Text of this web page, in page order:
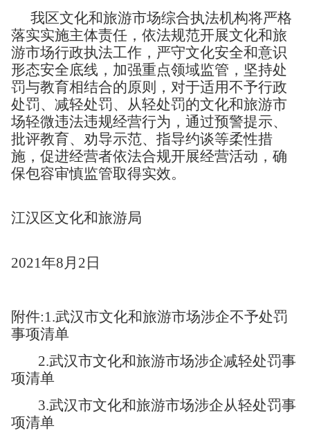
我区文化和旅游市场综合执法机构将严格
落实实施主体责任，依法规范开展文化和旅
游市场行政执法工作，严守文化安全和意识
形态安全底线，加强重点领域监管，坚持处
罚与教育相结合的原则，对于适用不予行政
处罚、减轻处罚、从轻处罚的文化和旅游市
场轻微违法违规经营行为，通过预警提示、
批评教育、劝导示范、指导约谈等柔性措
施，促进经营者依法合规开展经营活动，确
保包容审慎监管取得实效。
江汉区文化和旅游局
2021年8月2日
附件:1.武汉市文化和旅游市场涉企不予处罚
事项清单
2.武汉市文化和旅游市场涉企减轻处罚事
项清单
3.武汉市文化和旅游市场涉企从轻处罚事
项清单